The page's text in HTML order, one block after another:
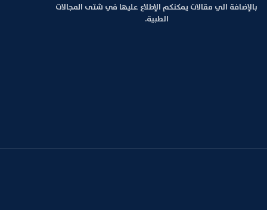
بالإضافة الي مقالات يمكنكم الإطلاع عليها في شتى المجالات
الطبية.